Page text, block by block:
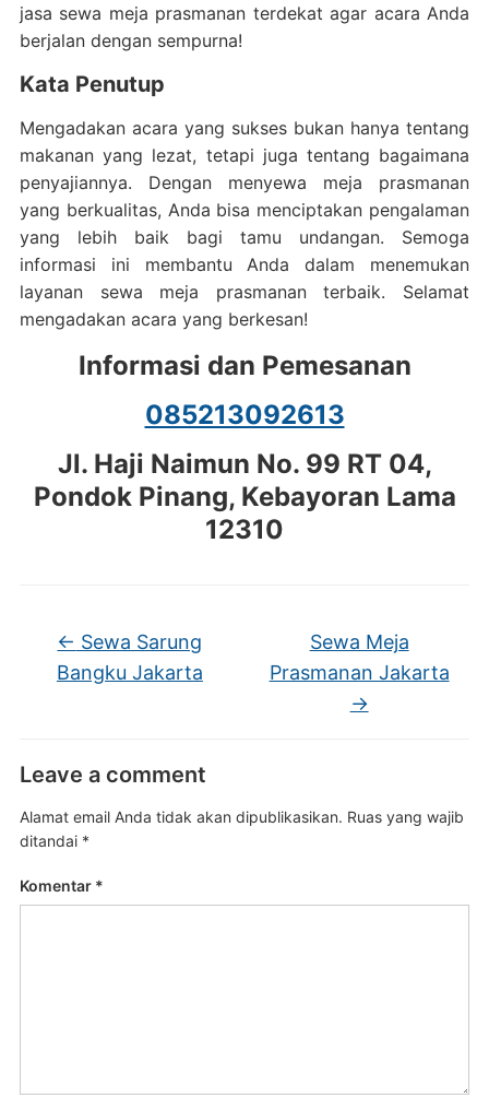
jasa sewa meja prasmanan terdekat agar acara Anda
berjalan dengan sempurna!
Kata Penutup
Mengadakan acara yang sukses bukan hanya tentang
makanan yang lezat, tetapi juga tentang bagaimana
penyajiannya. Dengan menyewa meja prasmanan
yang berkualitas, Anda bisa menciptakan pengalaman
yang lebih baik bagi tamu undangan. Semoga
informasi ini membantu Anda dalam menemukan
layanan sewa meja prasmanan terbaik. Selamat
mengadakan acara yang berkesan!
Informasi dan Pemesanan
085213092613
Jl. Haji Naimun No. 99 RT 04,
Pondok Pinang, Kebayoran Lama
12310
← Sewa Sarung
Bangku Jakarta
Sewa Meja
Prasmanan Jakarta
→
Leave a comment
Alamat email Anda tidak akan dipublikasikan. Ruas yang wajib
ditandai *
Komentar *